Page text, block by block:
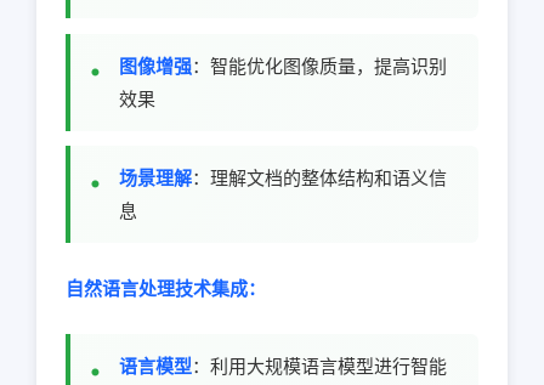
图像增强：智能优化图像质量，提高识别
效果
场景理解：理解文档的整体结构和语义信
息
自然语言处理技术集成：
语言模型：利用大规模语言模型进行智能